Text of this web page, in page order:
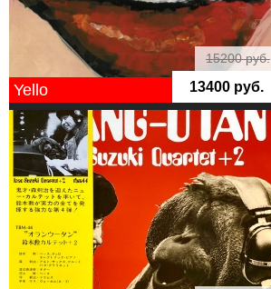
15200 руб.
Yello 13400 руб.